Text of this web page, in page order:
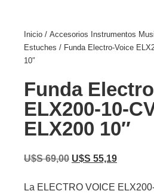
Inicio / Accesorios Instrumentos
Estuches / Funda Electro-Voice
10″
Funda
ELX200-10-
ELX200 10″
U$S69,00 U$S 55,19
La ELECTRO VOICE